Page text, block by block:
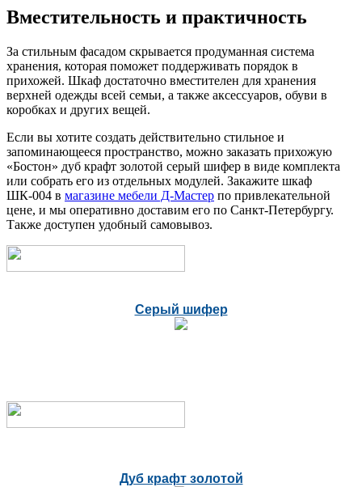
Вместительность и практичность
За стильным фасадом скрывается продуманная система
хранения, которая поможет поддерживать порядок в
прихожей. Шкаф достаточно вместителен для хранения
верхней одежды всей семьи, а также аксессуаров, обуви в
коробках и других вещей.
Если вы хотите создать действительно стильное и
запоминающееся пространство, можно заказать прихожую
«Бостон» дуб крафт золотой серый шифер в виде комплекта
или собрать его из отдельных модулей. Закажите шкаф
ШК-004 в магазине мебели Д-Мастер по привлекательной
цене, и мы оперативно доставим его по Санкт-Петербургу.
Также доступен удобный самовывоз.
Серый шифер
Дуб крафт золотой